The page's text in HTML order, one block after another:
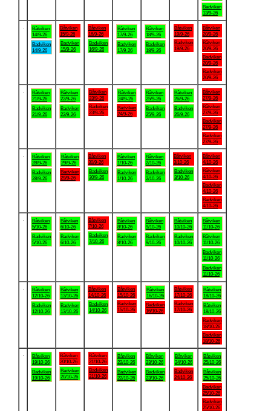
Badviken
13/9-26
Båtviken
14/9-26
Badviken
14/9-26
Båtviken
15/9-26
Badviken
15/9-26
Båtviken
16/9-26
Badviken
16/9-26
Båtviken
17/9-26
Badviken
17/9-26
Båtviken
18/9-26
Badviken
18/9-26
Båtviken
19/9-26
Badviken
19/9-26
Båtviken
20/9-26
Båtviken
20/9-26
Badviken
20/9-26
Badviken
20/9-26
Båtviken
21/9-26
Badviken
21/9-26
Båtviken
22/9-26
Badviken
22/9-26
Båtviken
23/9-26
Badviken
23/9-26
Båtviken
24/9-26
Badviken
24/9-26
Båtviken
25/9-26
Badviken
25/9-26
Båtviken
26/9-26
Badviken
26/9-26
Båtviken
27/9-26
Båtviken
27/9-26
Badviken
27/9-26
Badviken
27/9-26
Båtviken
28/9-26
Badviken
28/9-26
Båtviken
29/9-26
Badviken
29/9-26
Båtviken
30/9-26
Badviken
30/9-26
Båtviken
1/10-26
Badviken
1/10-26
Båtviken
2/10-26
Badviken
2/10-26
Båtviken
3/10-26
Badviken
3/10-26
Båtviken
4/10-26
Båtviken
4/10-26
Badviken
4/10-26
Badviken
4/10-26
Båtviken
5/10-26
Badviken
5/10-26
Båtviken
6/10-26
Badviken
6/10-26
Båtviken
7/10-26
Badviken
7/10-26
Båtviken
8/10-26
Badviken
8/10-26
Båtviken
9/10-26
Badviken
9/10-26
Båtviken
10/10-26
Badviken
10/10-26
Båtviken
11/10-26
Båtviken
11/10-26
Badviken
11/10-26
Badviken
11/10-26
Båtviken
12/10-26
Badviken
12/10-26
Båtviken
13/10-26
Badviken
13/10-26
Båtviken
14/10-26
Badviken
14/10-26
Båtviken
15/10-26
Badviken
15/10-26
Båtviken
16/10-26
Badviken
16/10-26
Båtviken
17/10-26
Badviken
17/10-26
Båtviken
18/10-26
Båtviken
18/10-26
Badviken
18/10-26
Badviken
18/10-26
Båtviken
19/10-26
Badviken
19/10-26
Båtviken
20/10-26
Badviken
20/10-26
Båtviken
21/10-26
Badviken
21/10-26
Båtviken
22/10-26
Badviken
22/10-26
Båtviken
23/10-26
Badviken
23/10-26
Båtviken
24/10-26
Badviken
24/10-26
Båtviken
25/10-26
Båtviken
25/10-26
Badviken
25/10-26
Badviken
25/10-26